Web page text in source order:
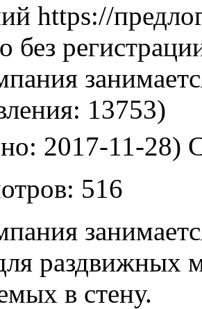
https://
без
13753)
2017-11-28)
516
раздвижных
в стену.